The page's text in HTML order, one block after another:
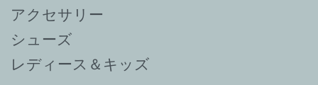
アクセサリー
シューズ
レディース＆キッズ